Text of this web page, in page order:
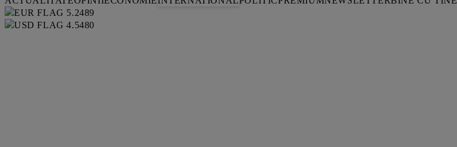
5.2489
4.5480